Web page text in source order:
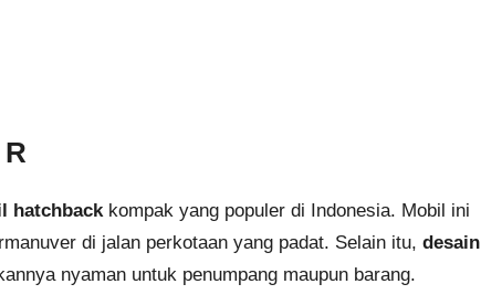
hatchback kompak yang populer di Indonesia. Mobil ini
di jalan perkotaan yang padat. Selain itu, desain
nyaman untuk penumpang maupun barang.